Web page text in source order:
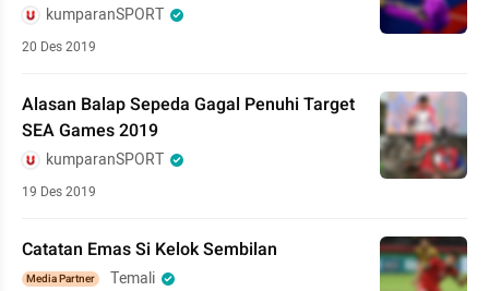
kumparanSPORT
20 Des 2019
Alasan Balap Sepeda Gagal Penuhi Target
SEA Games 2019
kumparanSPORT
19 Des 2019
Catatan Emas Si Kelok Sembilan
Media Partner Temali